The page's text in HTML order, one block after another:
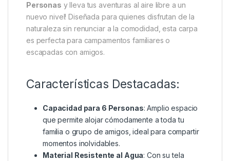
Personas y lleva tus aventuras al aire libre a un
nuevo nivel! Diseñada para quienes disfrutan de la
naturaleza sin renunciar a la comodidad, esta carpa
es perfecta para campamentos familiares o
escapadas con amigos.
Características Destacadas:
Capacidad para 6 Personas: Amplio espacio
que permite alojar cómodamente a toda tu
familia o grupo de amigos, ideal para compartir
momentos inolvidables.
Material Resistente al Agua: Con su tela